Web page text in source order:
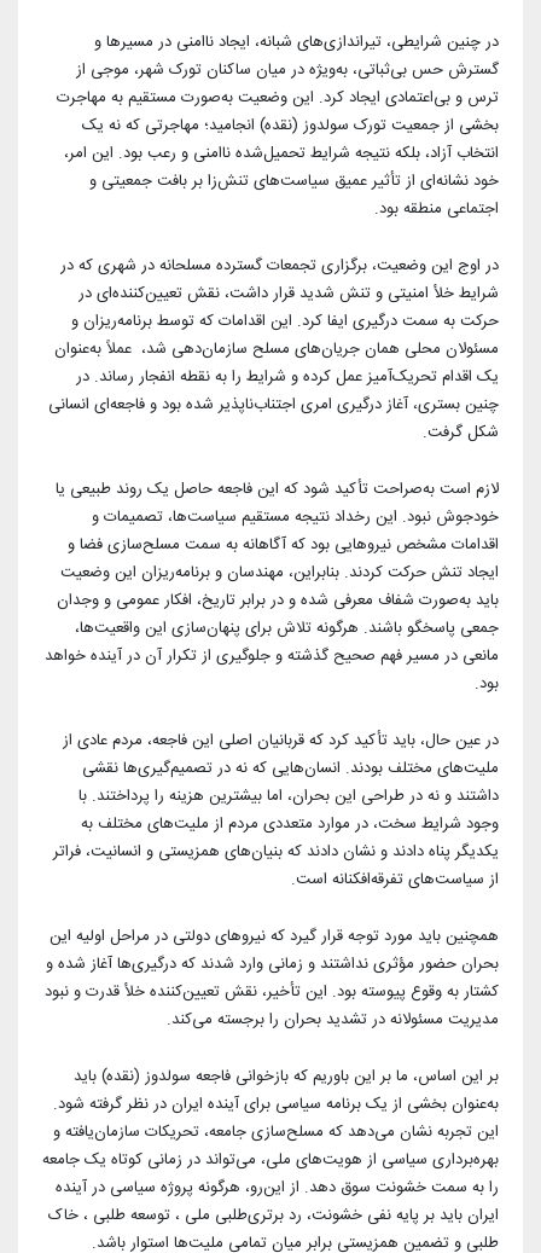
در چنین شرایطی، تیراندازی‌های شبانه، ایجاد ناامنی در مسیرها و
گسترش حس بی‌ثباتی، به‌ویژه در میان ساکنان تورک شهر، موجی از
ترس و بی‌اعتمادی ایجاد کرد. این وضعیت به‌صورت مستقیم به مهاجرت
بخشی از جمعیت تورک سولدوز (نقده) انجامید؛ مهاجرتی که نه یک
انتخاب آزاد، بلکه نتیجه شرایط تحمیل‌شده ناامنی و رعب بود. این امر،
خود نشانه‌ای از تأثیر عمیق سیاست‌های تنش‌زا بر بافت جمعیتی و
اجتماعی منطقه بود.
در اوج این وضعیت، برگزاری تجمعات گسترده مسلحانه در شهری که در
شرایط خلأ امنیتی و تنش شدید قرار داشت، نقش تعیین‌کننده‌ای در
حرکت به سمت درگیری ایفا کرد. این اقدامات که توسط برنامه‌ریزان و
مسئولان محلی همان جریان‌های مسلح سازمان‌دهی شد، عملاً به‌عنوان
یک اقدام تحریک‌آمیز عمل کرده و شرایط را به نقطه انفجار رساند. در
چنین بستری، آغاز درگیری امری اجتناب‌ناپذیر شده بود و فاجعه‌ای انسانی
شکل گرفت.
لازم است به‌صراحت تأکید شود که این فاجعه حاصل یک روند طبیعی یا
خودجوش نبود. این رخداد نتیجه مستقیم سیاست‌ها، تصمیمات و
اقدامات مشخص نیروهایی بود که آگاهانه به سمت مسلح‌سازی فضا و
ایجاد تنش حرکت کردند. بنابراین، مهندسان و برنامه‌ریزان این وضعیت
باید به‌صورت شفاف معرفی شده و در برابر تاریخ، افکار عمومی و وجدان
جمعی پاسخگو باشند. هرگونه تلاش برای پنهان‌سازی این واقعیت‌ها،
مانعی در مسیر فهم صحیح گذشته و جلوگیری از تکرار آن در آینده خواهد
بود.
در عین حال، باید تأکید کرد که قربانیان اصلی این فاجعه، مردم عادی از
ملیت‌های مختلف بودند. انسان‌هایی که نه در تصمیم‌گیری‌ها نقشی
داشتند و نه در طراحی این بحران، اما بیشترین هزینه را پرداختند. با
وجود شرایط سخت، در موارد متعددی مردم از ملیت‌های مختلف به
یکدیگر پناه دادند و نشان دادند که بنیان‌های همزیستی و انسانیت، فراتر
از سیاست‌های تفرقه‌افکنانه است.
همچنین باید مورد توجه قرار گیرد که نیروهای دولتی در مراحل اولیه این
بحران حضور مؤثری نداشتند و زمانی وارد شدند که درگیری‌ها آغاز شده و
کشتار به وقوع پیوسته بود. این تأخیر، نقش تعیین‌کننده خلأ قدرت و نبود
مدیریت مسئولانه در تشدید بحران را برجسته می‌کند.
بر این اساس، ما بر این باوریم که بازخوانی فاجعه سولدوز (نقده) باید
به‌عنوان بخشی از یک برنامه سیاسی برای آینده ایران در نظر گرفته شود.
این تجربه نشان می‌دهد که مسلح‌سازی جامعه، تحریکات سازمان‌یافته و
بهره‌برداری سیاسی از هویت‌های ملی، می‌تواند در زمانی کوتاه یک جامعه
را به سمت خشونت سوق دهد. از این‌رو، هرگونه پروژه سیاسی در آینده
ایران باید بر پایه نفی خشونت، رد برتری‌طلبی ملی ، توسعه طلبی ، خاک
طلبی و تضمین همزیستی برابر میان تمامی ملیت‌ها استوار باشد.